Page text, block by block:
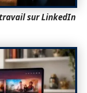
sur LinkedIn